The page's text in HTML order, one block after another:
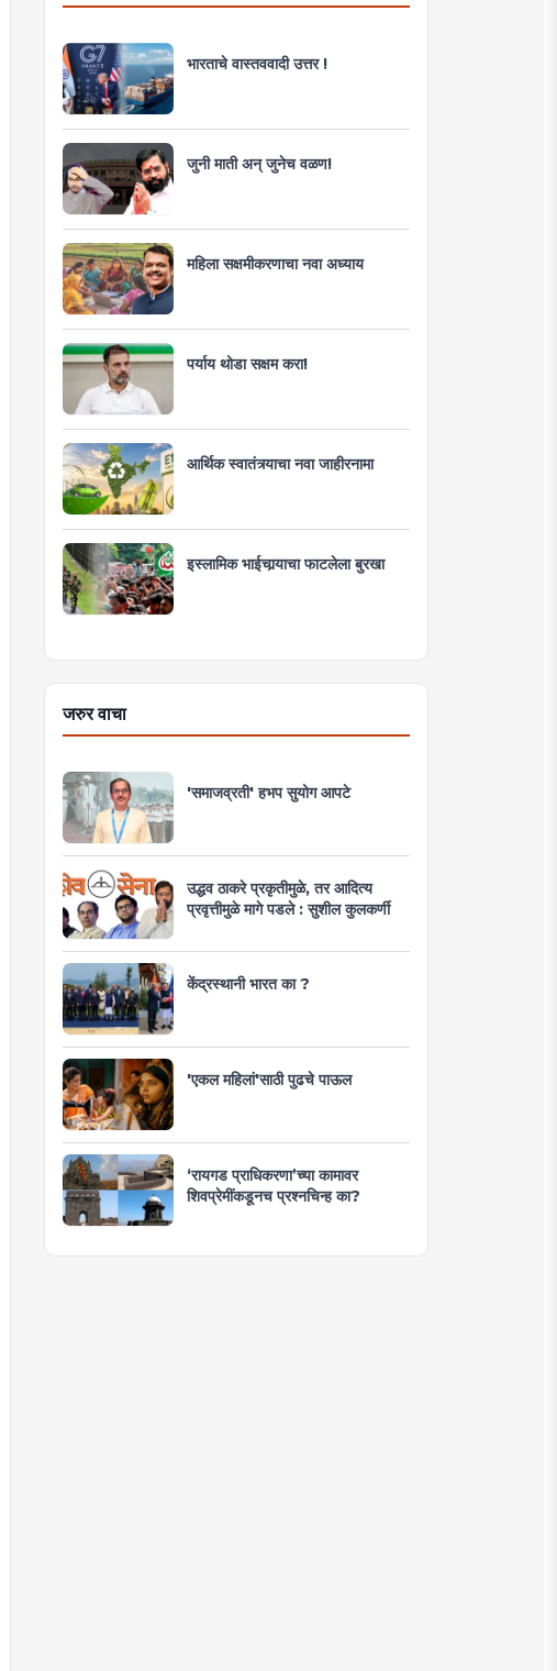
भारताचे वास्तववादी उत्तर !
जुनी माती अन् जुनेच वळण!
महिला सक्षमीकरणाचा नवा अध्याय
पर्याय थोडा सक्षम करा!
आर्थिक स्वातंत्र्याचा नवा जाहीरनामा
इस्लामिक भाईचार्‍याचा फाटलेला बुरखा
जरुर वाचा
'समाजव्रती' हभप सुयोग आपटे
उद्धव ठाकरे प्रकृतीमुळे, तर आदित्य
प्रवृत्तीमुळे मागे पडले : सुशील कुलकर्णी
केंद्रस्थानी भारत का ?
'एकल महिलां'साठी पुढचे पाऊल
‘रायगड प्राधिकरणा’च्या कामावर
शिवप्रेमींकडूनच प्रश्नचिन्ह का?